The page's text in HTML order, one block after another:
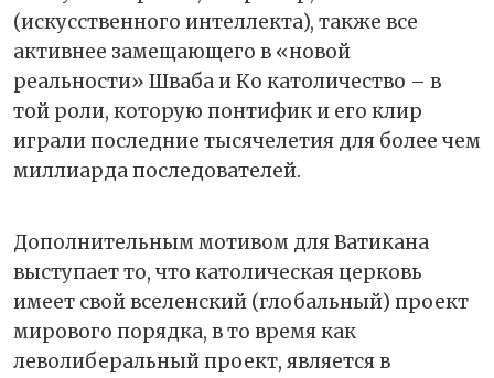
(искусственного интеллекта), также все
активнее замещающего в «новой
реальности» Шваба и Ко католичество – в
той роли, которую понтифик и его клир
играли последние тысячелетия для более чем
миллиарда последователей.
Дополнительным мотивом для Ватикана
выступает то, что католическая церковь
имеет свой вселенский (глобальный) проект
мирового порядка, в то время как
леволиберальный проект, является в